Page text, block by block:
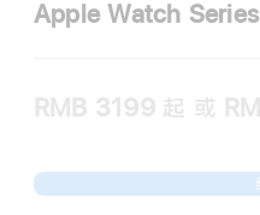
Apple Watch Series
RMB 3199起 或